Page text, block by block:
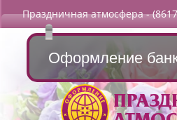
Праздничная атмосфера-
Оформление